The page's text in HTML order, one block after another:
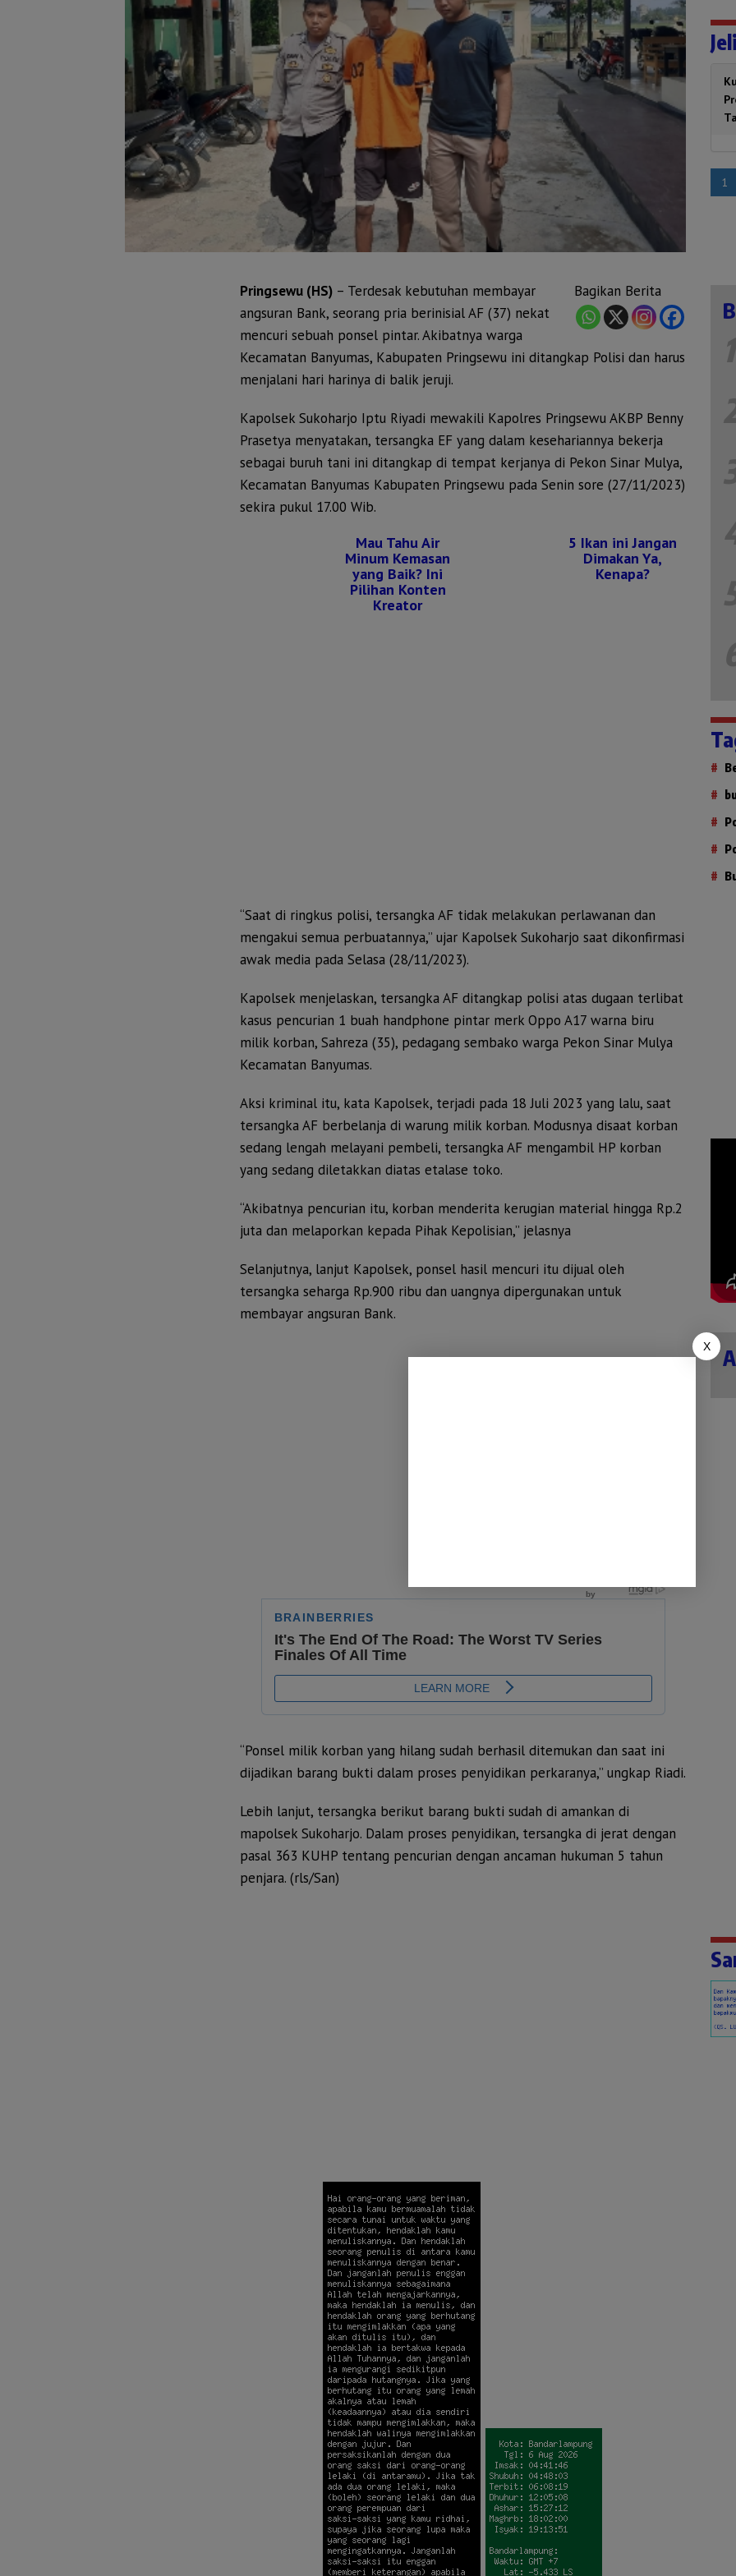
Bagikan Berita
Pringsewu (HS) – Terdesak kebutuhan membayar
angsuran Bank, seorang pria berinisial AF (37) nekat
mencuri sebuah ponsel pintar. Akibatnya warga
Kecamatan Banyumas, Kabupaten Pringsewu ini ditangkap Polisi dan harus
menjalani hari harinya di balik jeruji.
Kapolsek Sukoharjo Iptu Riyadi mewakili Kapolres Pringsewu AKBP Benny
Prasetya menyatakan, tersangka EF yang dalam kesehariannya bekerja
sebagai buruh tani ini ditangkap di tempat kerjanya di Pekon Sinar Mulya,
Kecamatan Banyumas Kabupaten Pringsewu pada Senin sore (27/11/2023)
sekira pukul 17.00 Wib.
Mau Tahu Air
Minum Kemasan
yang Baik? Ini
Pilihan Konten
Kreator
5 Ikan ini Jangan
Dimakan Ya,
Kenapa?
“Saat di ringkus polisi, tersangka AF tidak melakukan perlawanan dan
mengakui semua perbuatannya,” ujar Kapolsek Sukoharjo saat dikonfirmasi
awak media pada Selasa (28/11/2023).
Kapolsek menjelaskan, tersangka AF ditangkap polisi atas dugaan terlibat
kasus pencurian 1 buah handphone pintar merk Oppo A17 warna biru
milik korban, Sahreza (35), pedagang sembako warga Pekon Sinar Mulya
Kecamatan Banyumas.
Aksi kriminal itu, kata Kapolsek, terjadi pada 18 Juli 2023 yang lalu, saat
tersangka AF berbelanja di warung milik korban. Modusnya disaat korban
sedang lengah melayani pembeli, tersangka AF mengambil HP korban
yang sedang diletakkan diatas etalase toko.
“Akibatnya pencurian itu, korban menderita kerugian material hingga Rp.2
juta dan melaporkan kepada Pihak Kepolisian,” jelasnya
Selanjutnya, lanjut Kapolsek, ponsel hasil mencuri itu dijual oleh
tersangka seharga Rp.900 ribu dan uangnya dipergunakan untuk
membayar angsuran Bank.
“Ponsel milik korban yang hilang sudah berhasil ditemukan dan saat ini
dijadikan barang bukti dalam proses penyidikan perkaranya,” ungkap Riadi.
Lebih lanjut, tersangka berikut barang bukti sudah di amankan di
mapolsek Sukoharjo. Dalam proses penyidikan, tersangka di jerat dengan
pasal 363 KUHP tentang pencurian dengan ancaman hukuman 5 tahun
penjara. (rls/San)
1
1
X